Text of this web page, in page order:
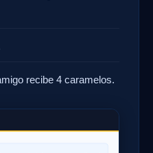
recibe 4 caramelos.